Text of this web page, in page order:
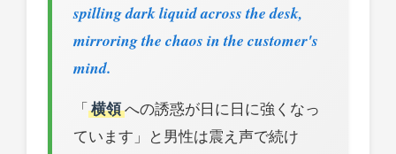
spilling dark liquid across the desk,
mirroring the chaos in the customer's
mind.
「 横領への誘惑が日に日に強くなっ
ています」と男性は震え声で続け